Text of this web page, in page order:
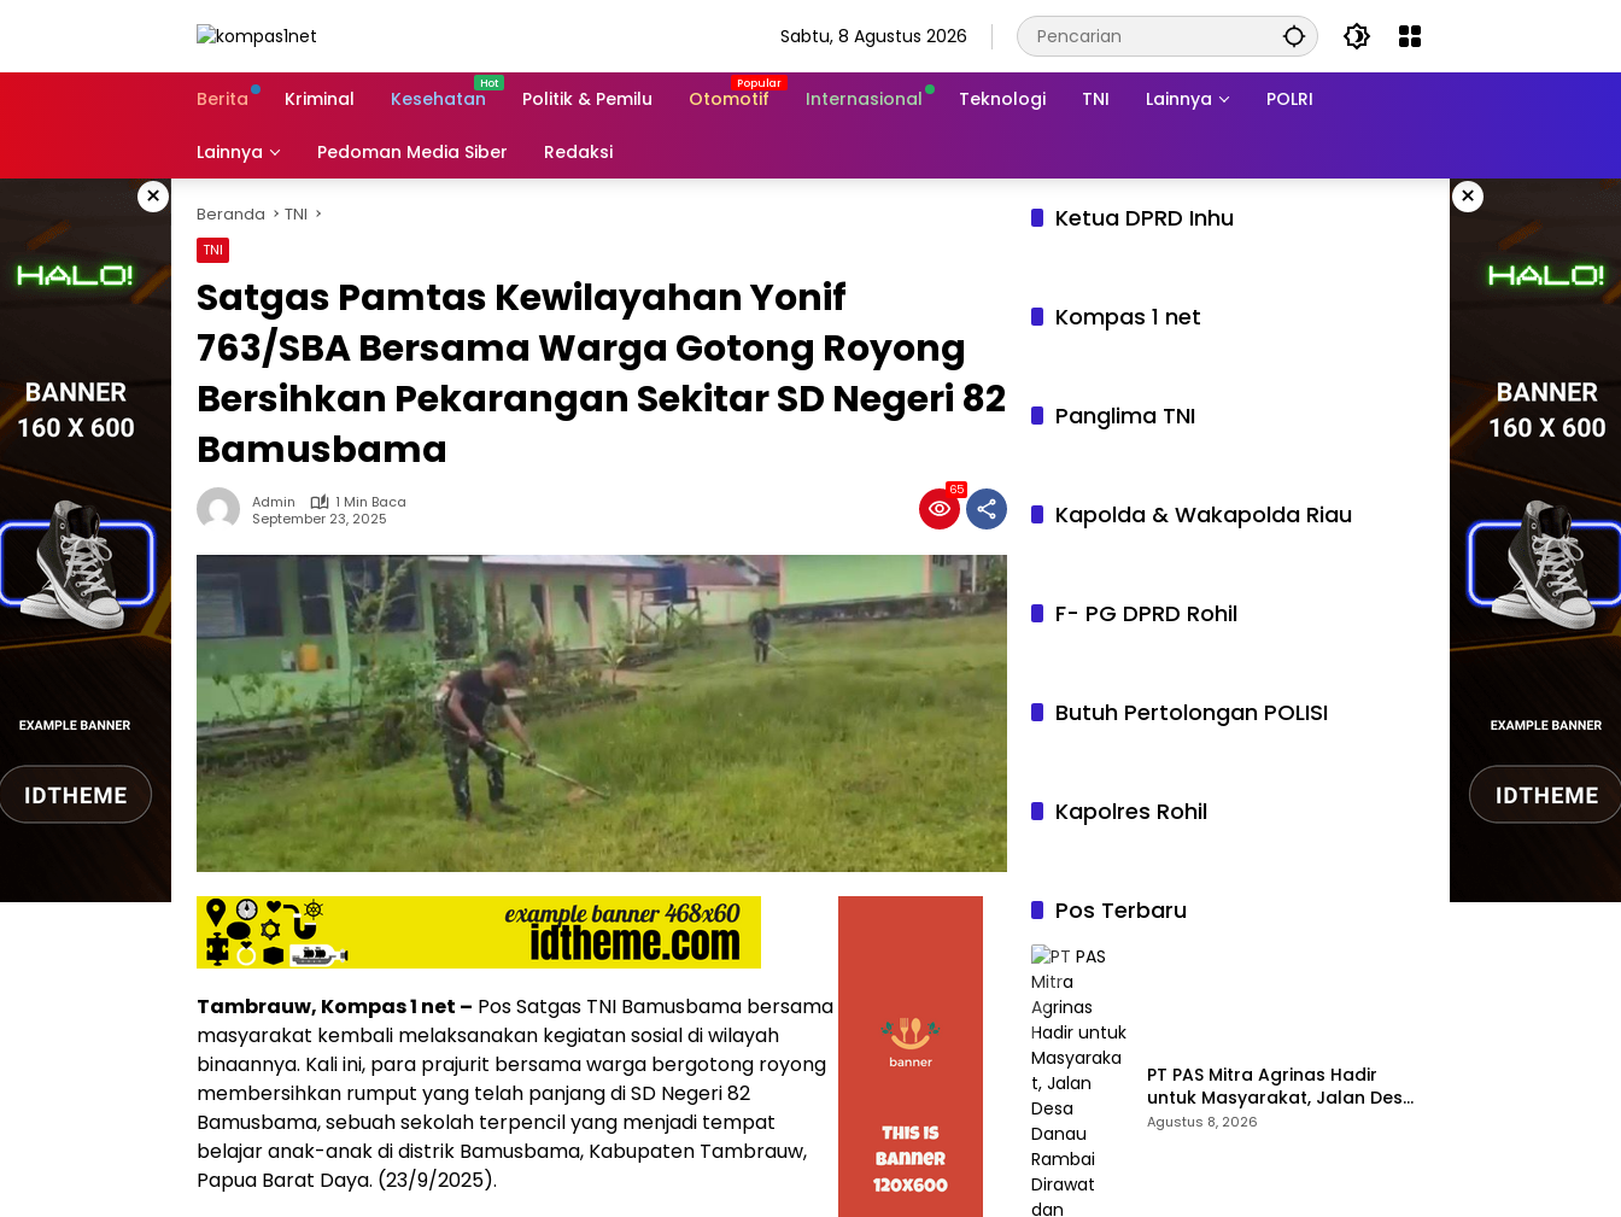
Sabtu, 8 Agustus 2026
Berita Kriminal Kesehatan Politik & Pemilu Otomotif Internasional Teknologi TNI Lainnya POLRI
Lainnya Pedoman Media Siber Redaksi
× ×
Beranda TNI
TNI
Satgas Pamtas Kewilayahan Yonif
763/SBA Bersama Warga Gotong Royong
Bersihkan Pekarangan Sekitar SD Negeri 82
Bamusbama
Admin
1 Min Baca
September 23, 2025
65
Tambrauw, Kompas 1 net – Pos Satgas TNI Bamusbama bersama
masyarakat kembali melaksanakan kegiatan sosial di wilayah
binaannya. Kali ini, para prajurit bersama warga bergotong royong
membersihkan rumput yang telah panjang di SD Negeri 82
Bamusbama, sebuah sekolah terpencil yang menjadi tempat
belajar anak-anak di distrik Bamusbama, Kabupaten Tambrauw,
Papua Barat Daya. (23/9/2025).
Ketua DPRD Inhu
Kompas 1 net
Panglima TNI
Kapolda & Wakapolda Riau
F- PG DPRD Rohil
Butuh Pertolongan POLISI
Kapolres Rohil
Pos Terbaru
‎PT PAS Mitra Agrinas Hadir
untuk Masyarakat, Jalan Desa
Danau Rambai Dirawat dan
Agustus 8, 2026